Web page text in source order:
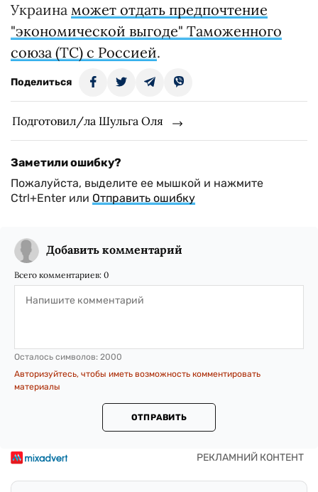
Украина может отдать предпочтение
"экономической выгоде" Таможенного
союза (ТС) с Россией.
Поделиться
Подготовил/ла Шульга Оля
Заметили ошибку?
Пожалуйста, выделите ее мышкой и нажмите
Ctrl+Enter или Отправить ошибку
Добавить комментарий
Всего комментариев: 0
Осталось символов: 2000
Авторизуйтесь, чтобы иметь возможность комментировать
материалы
ОТПРАВИТЬ